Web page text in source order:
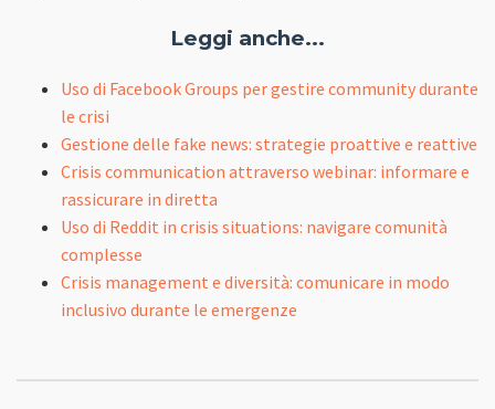
Leggi anche...
Uso di Facebook Groups per gestire community durante
le crisi
Gestione delle fake news: strategie proattive e reattive
Crisis communication attraverso webinar: informare e
rassicurare in diretta
Uso di Reddit in crisis situations: navigare comunità
complesse
Crisis management e diversità: comunicare in modo
inclusivo durante le emergenze